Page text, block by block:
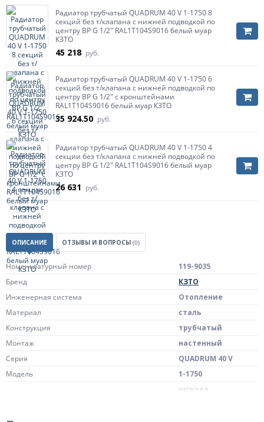
Радиатор трубчатый QUADRUM 40 V 1-1750 8
секций без т/клапана с нижней подводкой по
центру ВР G 1/2" RAL1Т104S9016 белый муар
КЗТО
45 218 руб.
Радиатор трубчатый QUADRUM 40 V 1-1750 6
секций без т/клапана с нижней подводкой по
центру ВР G 1/2" с кронштейнами
RAL1Т104S9016 белый муар КЗТО
35 924.50 руб.
Радиатор трубчатый QUADRUM 40 V 1-1750 4
секции без т/клапана с нижней подводкой по
центру ВР G 1/2" RAL1Т104S9016 белый муар
КЗТО
26 631 руб.
ОПИСАНИЕ ОТЗЫВЫ И ВОПРОСЫ (0)
Номенклатурный номер
119-9035
Бренд
КЗТО
Инженерная система
Отопление
Материал
сталь
Конструкция
трубчатый
Монтаж
настенный
Серия
QUADRUM 40 V
Модель
1-1750
нижнее